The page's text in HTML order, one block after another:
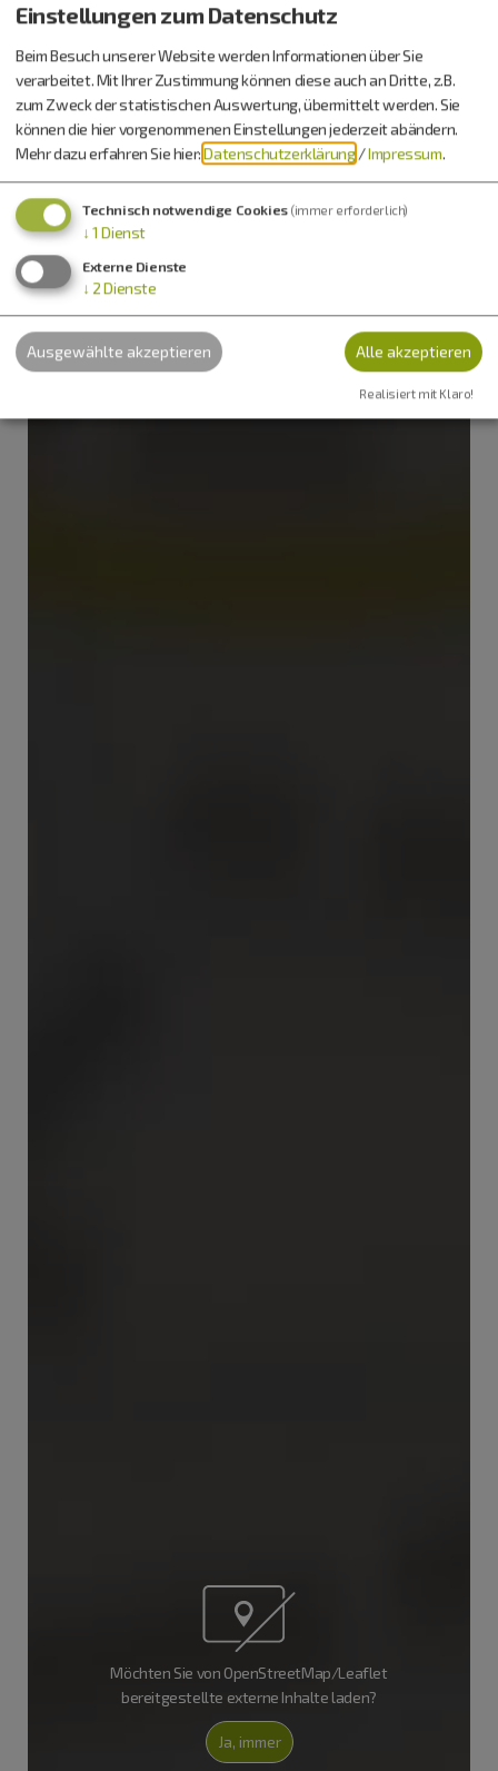
Möchten Sie von OpenStreetMap/Leaflet
bereitgestellte externe Inhalte laden?
Ja, immer
Einstellungen zum Datenschutz
Beim Besuch unserer Website werden Informationen über Sie
verarbeitet. Mit Ihrer Zustimmung können diese auch an Dritte, z.B.
zum Zweck der statistischen Auswertung, übermittelt werden. Sie
können die hier vorgenommenen Einstellungen jederzeit abändern.
Mehr dazu erfahren Sie hier:Datenschutzerklärung /Impressum.
Technisch notwendige Cookies (immer erforderlich)
↓ 1 Dienst
Externe Dienste
↓ 2 Dienste
Ausgewählte akzeptieren Alle akzeptieren
Realisiert mit Klaro!